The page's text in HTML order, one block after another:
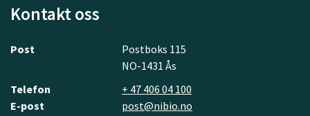
Kontakt oss
Post
Postboks 115
NO-1431 Ås
Telefon
+ 47 406 04 100
E-post
post@nibio.no